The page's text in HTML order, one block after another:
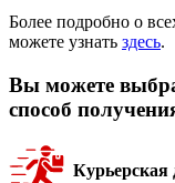
Более подробно о
можете узнать здесь.
Вы можете
способ
Курьерская